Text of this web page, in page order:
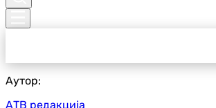
Аутор:
АТВ редакција